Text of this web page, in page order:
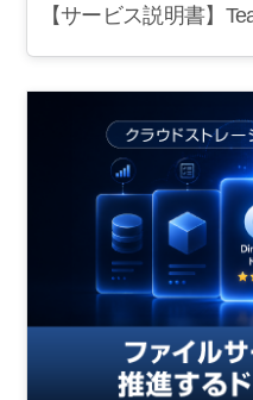
【サービス説明書】